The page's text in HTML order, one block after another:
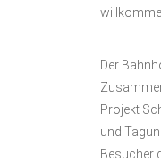
Der
Projekt
und
Besucher